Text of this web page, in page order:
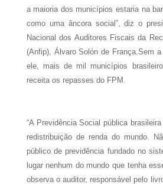
a maioria dos municípios estaria na
como uma âncora social”, diz o
Nacional dos Auditores Fiscais da
(Anfip), Álvaro Solón de França.Sem
ele, mais de mil municípios
receita os repasses do FPM.
“A Previdência Social pública
redistribuição de renda do mundo.
público de previdência fundado no
lugar nenhum do mundo que tenha
observa o auditor, responsável pelo